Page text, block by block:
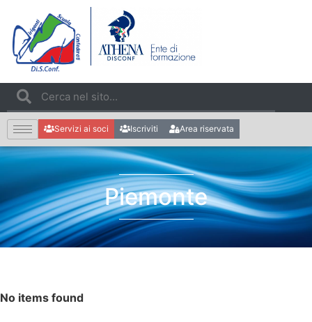
Servizi ai soci Iscriviti Area riservata
Piemonte
No items found